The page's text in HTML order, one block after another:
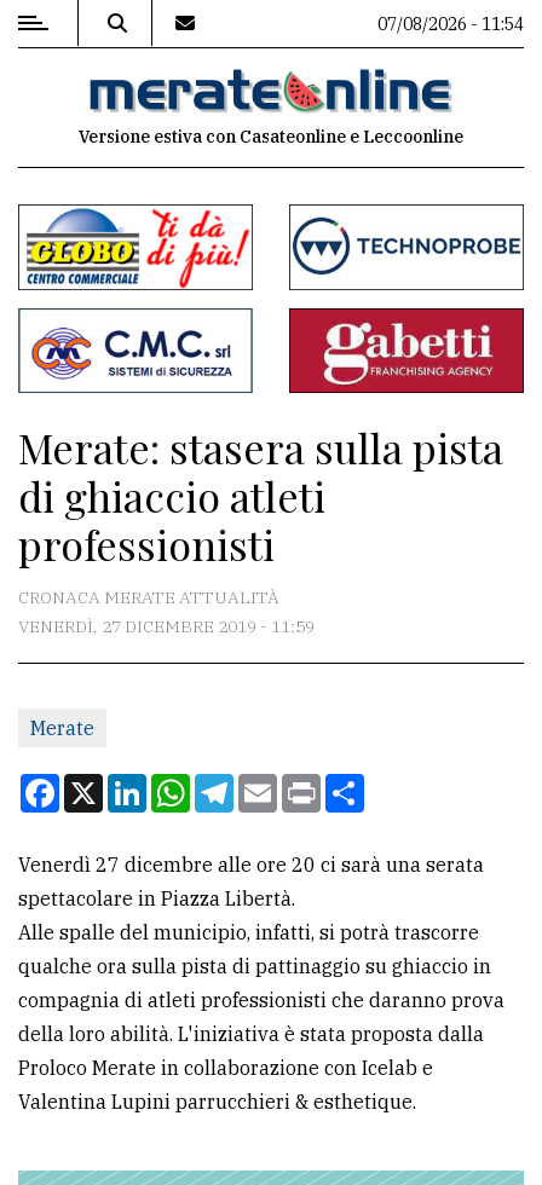
MENU
commenti
Contenuti
del
sito
Associazioni
Meteo
CONTATTI
Scrivici
Per
la
pubblicità
CERCA
Cerca
per
comune
07/08/2026 - 11:54
Versione estiva con Casateonline e Leccoonline
Merate: stasera sulla pista
di ghiaccio atleti
professionisti
CRONACA MERATE ATTUALITÀ
VENERDÌ, 27 DICEMBRE 2019 - 11:59
Merate
Facebook
X LinkedInWhatsApp
Telegram
EmailPrint
Venerdì 27 dicembre alle ore 20 ci sarà una serata
spettacolare in Piazza Libertà.
Alle spalle del municipio, infatti, si potrà trascorre
qualche ora sulla pista di pattinaggio su ghiaccio in
compagnia di atleti professionisti che daranno prova
della loro abilità. L'iniziativa è stata proposta dalla
Proloco Merate in collaborazione con Icelab e
Valentina Lupini parrucchieri & esthetique.